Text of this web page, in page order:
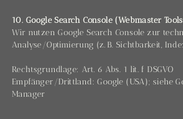
10. Google Search Console (Webmaster
Wir nutzen Google Search Console zur
Analyse/Optimierung (z. B. Sichtbarkeit,
Rechtsgrundlage: Art. 6 Abs. 1 lit. f DSGVO
Empfänger/Drittland: Google (USA); siehe
Manager